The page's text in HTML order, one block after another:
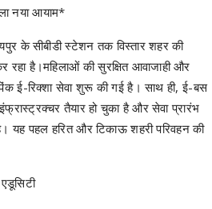
रहा है।महिलाओं की सुरक्षित आवाजाही और
ई-रिक्शा सेवा शुरू की गई है। साथ ही, ई-बस
तैयार हो चुका है और सेवा प्रारंभ
यह पहल हरित और टिकाऊ शहरी परिवहन की
के रूप में विकसित किया गया है।